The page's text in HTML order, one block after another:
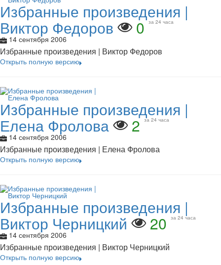
Избранные произведения |
Виктор Федоров 0 за 24 часа
14 сентября 2006
Избранные произведения | Виктор Федоров
Открыть полную версию
Избранные произведения |
Елена Фролова 2 за 24 часа
14 сентября 2006
Избранные произведения | Елена Фролова
Открыть полную версию
Избранные произведения |
Виктор Черницкий 20 за 24 часа
14 сентября 2006
Избранные произведения | Виктор Черницкий
Открыть полную версию